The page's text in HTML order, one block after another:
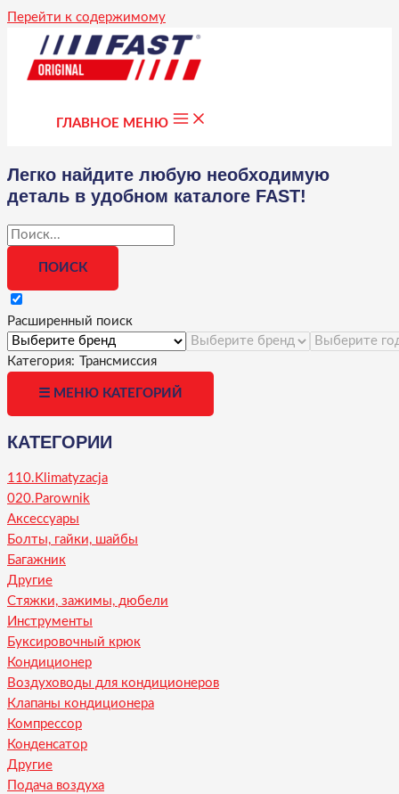
Перейти к содержимому
ГЛАВНОЕ МЕНЮ
Легко найдите любую необходимую
деталь в удобном каталоге FAST!
Расширенный поиск
Категория: Трансмиссия
☰ МЕНЮ КАТЕГОРИЙ
КАТЕГОРИИ
110.Klimatyzacja
020.Parownik
Аксессуары
Болты, гайки, шайбы
Багажник
Другие
Стяжки, зажимы, дюбели
Инструменты
Буксировочный крюк
Кондиционер
Воздуховоды для кондиционеров
Клапаны кондиционера
Компрессор
Конденсатор
Другие
Подача воздуха